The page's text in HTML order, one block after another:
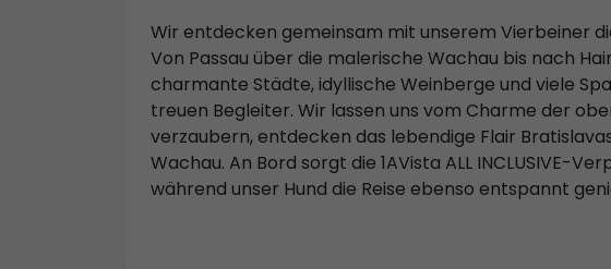
Wir entdecken gemeinsam mit unserem Vierbeiner
Von Passau über die malerische Wachau bis nach
charmante Städte, idyllische Weinberge und viele
treuen Begleiter. Wir lassen uns vom Charme der
verzaubern, entdecken das lebendige Flair
Wachau. An Bord sorgt die 1AVista ALL INCLUSIVE-
während unser Hund die Reise ebenso entspannt